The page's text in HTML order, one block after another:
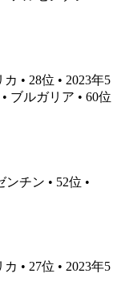
• 28位 • 2023年5
ブルガリア • 60位
ンチン • 52位 •
• 27位 • 2023年5